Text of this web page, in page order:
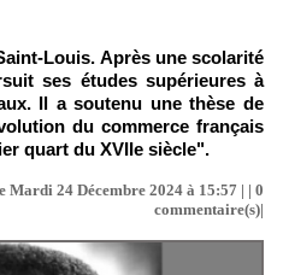
Louis. Après une scolarité
ses études supérieures à
Il a soutenu une thèse de
du commerce français
quart du XVIIe siècle".
Mardi 24 Décembre 2024 à 15:57 | | 0
commentaire(s)|